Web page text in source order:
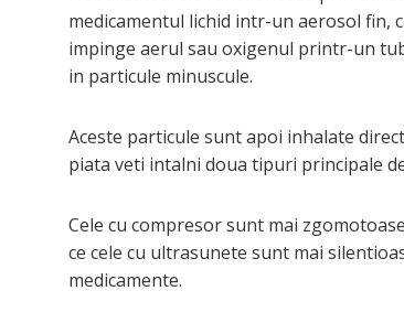
medicamentul lichid intr-un aerosol fin,
impinge aerul sau oxigenul printr-un
in particule minuscule.
Aceste particule sunt apoi inhalate
piata veti intalni doua tipuri principale
Cele cu compresor sunt mai
ce cele cu ultrasunete sunt mai
medicamente.